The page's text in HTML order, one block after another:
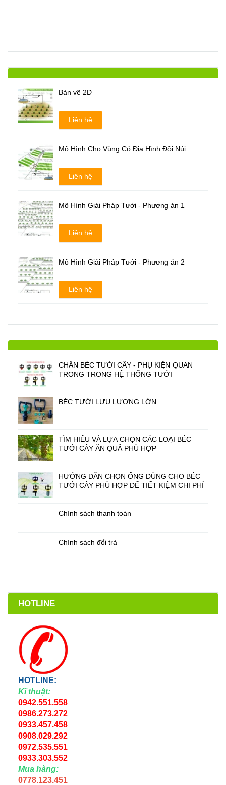
Bản vẽ 2D
Liên hệ
Mô Hình Cho Vùng Có Địa Hình Đồi Núi
Liên hệ
Mô Hình Giải Pháp Tưới - Phương án 1
Liên hệ
Mô Hình Giải Pháp Tưới - Phương án 2
Liên hệ
CHÂN BÉC TƯỚI CÂY - PHỤ KIỆN QUAN
TRONG TRONG HỆ THỐNG TƯỚI
BÉC TƯỚI LƯU LƯỢNG LỚN
TÌM HIỂU VÀ LỰA CHỌN CÁC LOẠI BÉC
TƯỚI CÂY ĂN QUẢ PHÙ HỢP
HƯỚNG DẪN CHỌN ỐNG DÙNG CHO BÉC
TƯỚI CÂY PHÙ HỢP ĐỂ TIẾT KIỆM CHI PHÍ
Chính sách thanh toán
Chính sách đổi trả
HOTLINE
HOTLINE:
Kĩ thuật:
0942.551.558
0986.273.272
0933.457.458
0908.029.292
0972.535.551
0933.303.552
Mua hàng:
0778.123.451